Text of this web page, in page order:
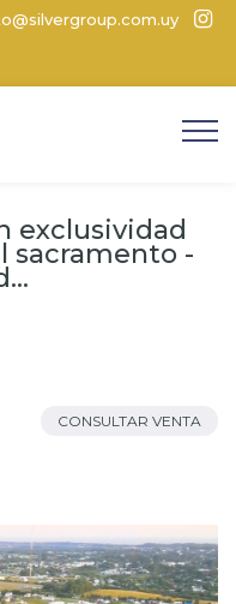
exclusividad
sacramento -
CONSULTAR VENTA